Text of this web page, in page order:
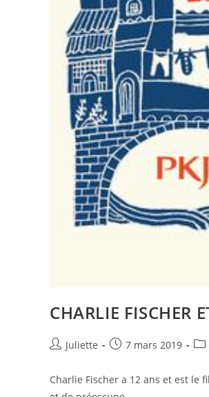
CHARLIE FISCHER
Juliette 7 mars 2019
Charlie Fischer a 12 ans et est le